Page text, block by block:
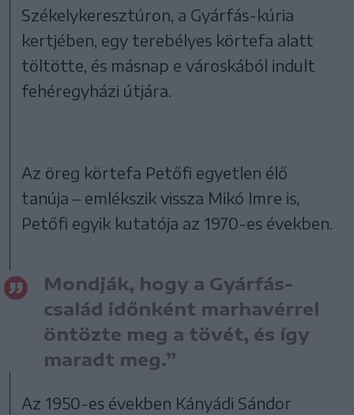
Székelykeresztúron, a Gyárfás-kúria
kertjében, egy terebélyes körtefa alatt
töltötte, és másnap e városkából indult
fehéregyházi útjára.
Az öreg körtefa Petőfi egyetlen élő
tanúja – emlékszik vissza Mikó Imre is,
Petőfi egyik kutatója az 1970-es években.
Mondják, hogy a Gyárfás-
család időnként marhavérrel
öntözte meg a tövét, és így
maradt meg.”
Az 1950-es években Kányádi Sándor